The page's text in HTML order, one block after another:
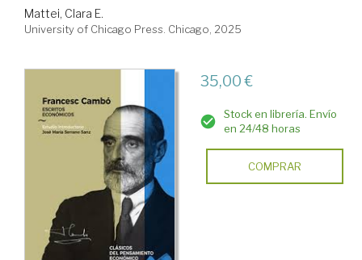
Mattei, Clara E.
University of Chicago Press. Chicago, 2025
35,00 €
Stock en librería. Envío
en 24/48 horas
COMPRAR